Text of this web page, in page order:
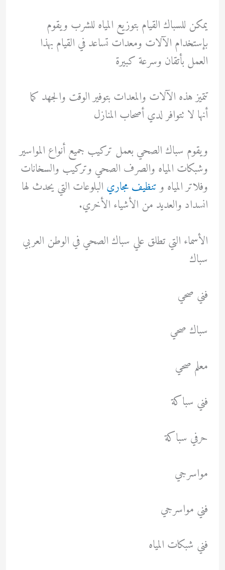
يمكن للسباك القيام بتوزيع المياه للشرب ويقوم
بإستخدام الآلات ومعدات تساعد في القيام بهذا
العمل بأتقان وسرعة كبيرة
تتميز هذه الآلات والمعدات بتوفير الوقت والجهد كما
أنها لا تتوافر لدي أصحاب المنازل
ويقوم سباك الصحي بعمل تركيب جميع أنواع المواسير
وشبكات المياه والصرف الصحي وتركيب والسخانات
وفلاتر المياه وتنظيف مجاري البلوعات التي يحدث لها
انسداد والعديد من الأشياء الأخري.
الأسماء التي تطلق علي سباك الصحي في الوطن العربي
سباك
فني صحي
سباك صحي
معلم صحي
فني سباكة
حرفي سباكة
مواسرجي
فني مواسرجي
فني شبكات المياه